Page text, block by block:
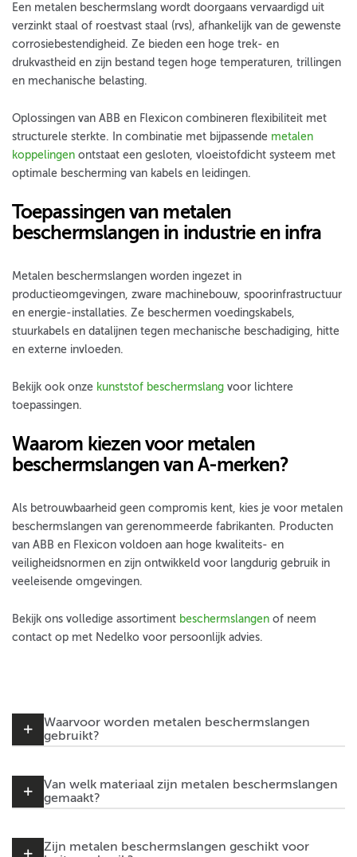
Een metalen beschermslang wordt doorgaans vervaardigd uit
verzinkt staal of roestvast staal (rvs), afhankelijk van de gewenste
corrosiebestendigheid. Ze bieden een hoge trek- en
drukvastheid en zijn bestand tegen hoge temperaturen, trillingen
en mechanische belasting.
Oplossingen van ABB en Flexicon combineren flexibiliteit met
structurele sterkte. In combinatie met bijpassende metalen
koppelingen ontstaat een gesloten, vloeistofdicht systeem met
optimale bescherming van kabels en leidingen.
Toepassingen van metalen
beschermslangen in industrie en infra
Metalen beschermslangen worden ingezet in
productieomgevingen, zware machinebouw, spoorinfrastructuur
en energie-installaties. Ze beschermen voedingskabels,
stuurkabels en datalijnen tegen mechanische beschadiging, hitte
en externe invloeden.
Bekijk ook onze kunststof beschermslang voor lichtere
toepassingen.
Waarom kiezen voor metalen
beschermslangen van A-merken?
Als betrouwbaarheid geen compromis kent, kies je voor metalen
beschermslangen van gerenommeerde fabrikanten. Producten
van ABB en Flexicon voldoen aan hoge kwaliteits- en
veiligheidsnormen en zijn ontwikkeld voor langdurig gebruik in
veeleisende omgevingen.
Bekijk ons volledige assortiment beschermslangen of neem
contact op met Nedelko voor persoonlijk advies.
Waarvoor worden metalen beschermslangen
gebruikt?
Van welk materiaal zijn metalen beschermslangen
gemaakt?
Zijn metalen beschermslangen geschikt voor